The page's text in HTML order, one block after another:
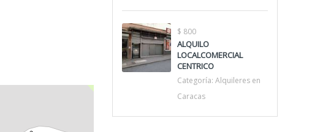
$ 800
ALQUILO
LOCALCOMERCIAL
CENTRICO
Categoría: Alquileres en
Caracas